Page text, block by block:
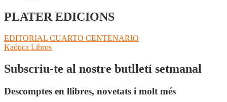
PLATER EDICIONS
Navegació
d'entrades
Entrada
anterior:
EDITORIAL CUARTO CENTENARIO
Pròxima
Kaótica Libros
Subscriu-te al nostre butlletí setmanal
Descomptes en llibres, novetats i molt més